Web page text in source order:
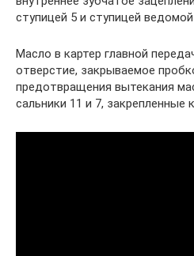
ступицей 5 и ступицей
Масло в картер главной
отверстие, закрываемое
предотвращения вытекания
сальники 11 и 7, закрепленные